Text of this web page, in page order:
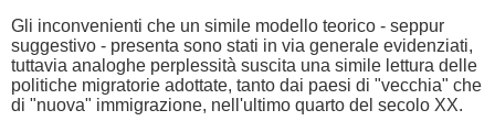
Gli inconvenienti che un simile modello teorico - seppur
suggestivo - presenta sono stati in via generale evidenziati,
tuttavia analoghe perplessità suscita una simile lettura delle
politiche migratorie adottate, tanto dai paesi di "vecchia" che
di "nuova" immigrazione, nell'ultimo quarto del secolo XX.